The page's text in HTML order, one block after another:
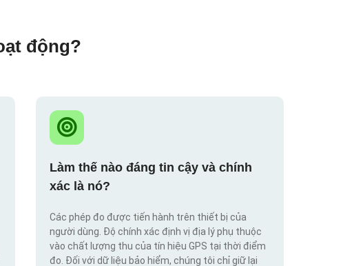
động?
Làm thế nào đáng tin cậy và chính
xác là nó?
Các phép đo được tiến hành trên thiết bị của
người dùng. Độ chính xác định vị địa lý phụ thuộc
vào chất lượng thu của tín hiệu GPS tại thời điểm
đo. Đối với dữ liệu bảo hiểm, chúng tôi chỉ giữ lại